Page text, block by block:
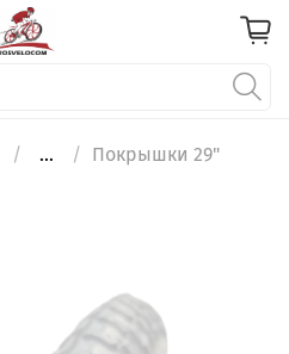
... Покрышки 29"